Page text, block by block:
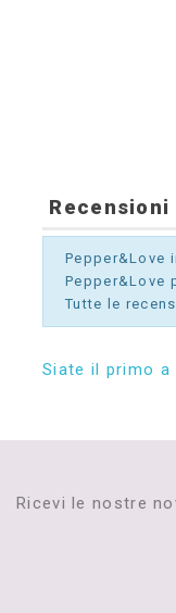
Recensioni
Pepper&Love
Tutte le
Siate il primo a
Ricevi le nostre